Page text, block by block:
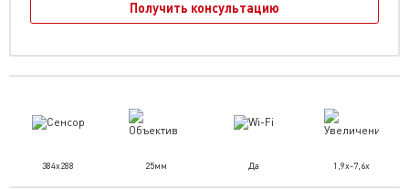
Получить консультацию
384x288 25мм Да 1,9x-7,6x